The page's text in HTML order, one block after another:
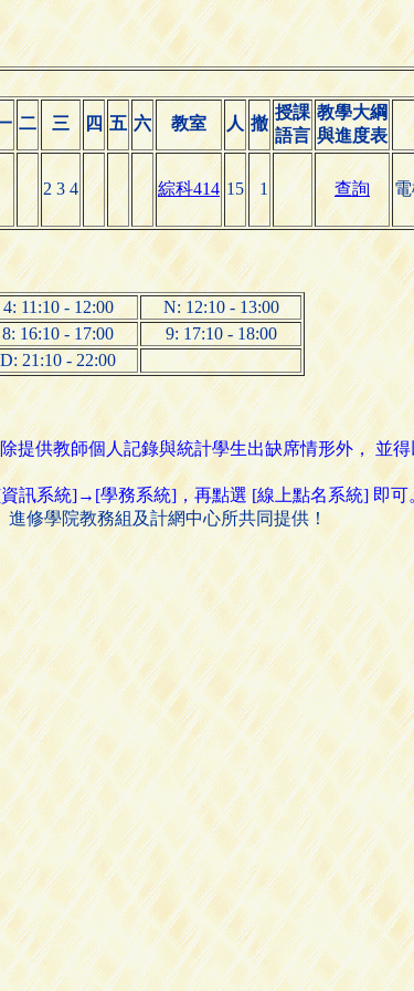
二 三 四 五 六 教室 人 撤
授課
語言
教學大綱
與進度表
2 3 4 綜科414 15 1 查詢
4: 11:10 - 12:00
N: 12:10 - 13:00
8: 16:10 - 17:00
9: 17:10 - 18:00
D: 21:10 - 22:00
提供教師個人記錄與統計學生出缺席情形外， 並
訊系統]→[學務系統]，再點選 [線上點名系統] 即可
修學院教務組及計網中心所共同提供！